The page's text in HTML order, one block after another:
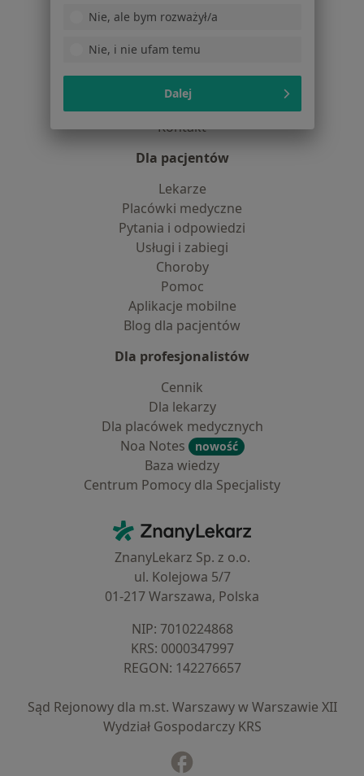
Jak działają wyniki wyszukiwania
Dostępność
O nas
Partnerzy
Centrum prasowe
Kontakt
Dla pacjentów
Lekarze
Placówki medyczne
Pytania i odpowiedzi
Usługi i zabiegi
Choroby
Pomoc
Aplikacje mobilne
Blog dla pacjentów
Dla profesjonalistów
Cennik
Dla lekarzy
Dla placówek medycznych
Noa Notes
nowość
Baza wiedzy
Centrum Pomocy dla Specjalisty
ZnanyLekarz - Strona główna
ZnanyLekarz Sp. z o.o.
ul. Kolejowa 5/7
01-217 Warszawa, Polska
NIP: ⁠7010224868
KRS: ⁠0000347997
REGON: ⁠142276657
Sąd Rejonowy dla m.st. Warszawy w Warszawie XII
Wydział Gospodarczy KRS
Nie, ale bym rozważył/a
Nie, i nie ufam temu
Dalej